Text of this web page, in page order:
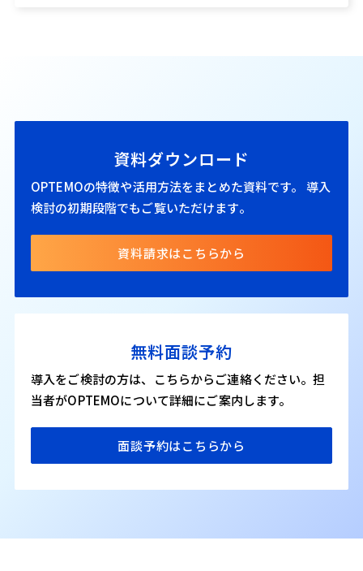
資料ダウンロード
OPTEMOの特徴や活用方法をまとめた資料です。
導入
検討の初期段階でもご覧いただけます。
資料請求はこちらから
無料面談予約
導入をご検討の方は、こちらからご連絡ください。担
当者がOPTEMOについて詳細にご案内します。
面談予約はこちらから